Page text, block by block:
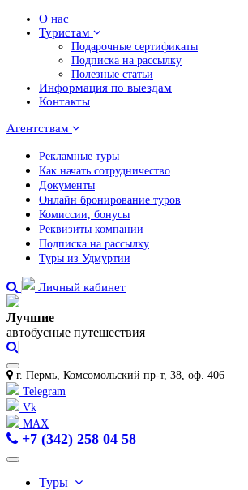
О нас
Туристам
Подарочные сертификаты
Подписка на рассылку
Полезные статьи
Информация по выездам
Контакты
Агентствам
Рекламные туры
Как начать сотрудничество
Документы
Онлайн бронирование туров
Комиссии, бонусы
Реквизиты компании
Подписка на рассылку
Туры из Удмуртии
Личный кабинет
Лучшие
автобусные путешествия
г. Пермь, Комсомольский пр-т, 38, оф. 406
Telegram
Vk
MAX
+7 (342) 258 04 58
Туры